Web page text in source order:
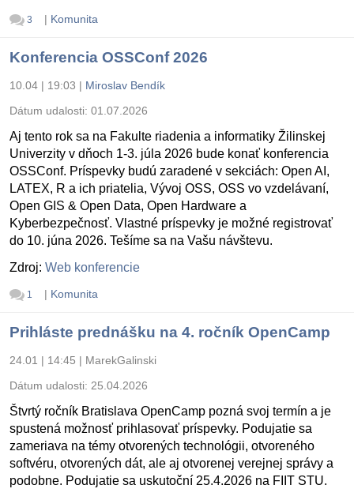
3 | Komunita
Konferencia OSSConf 2026
10.04 | 19:03 | Miroslav Bendík
Dátum udalosti: 01.07.2026
Aj tento rok sa na Fakulte riadenia a informatiky Žilinskej
Univerzity v dňoch 1-3. júla 2026 bude konať konferencia
OSSConf. Príspevky budú zaradené v sekciách: Open AI,
LATEX, R a ich priatelia, Vývoj OSS, OSS vo vzdelávaní,
Open GIS & Open Data, Open Hardware a
Kyberbezpečnosť. Vlastné príspevky je možné registrovať
do 10. júna 2026. Tešíme sa na Vašu návštevu.
Zdroj: Web konferencie
1 | Komunita
Prihláste prednášku na 4. ročník OpenCamp
24.01 | 14:45 | MarekGalinski
Dátum udalosti: 25.04.2026
Štvrtý ročník Bratislava OpenCamp pozná svoj termín a je
spustená možnosť prihlasovať príspevky. Podujatie sa
zameriava na témy otvorených technológii, otvoreného
softvéru, otvorených dát, ale aj otvorenej verejnej správy a
podobne. Podujatie sa uskutoční 25.4.2026 na FIIT STU.